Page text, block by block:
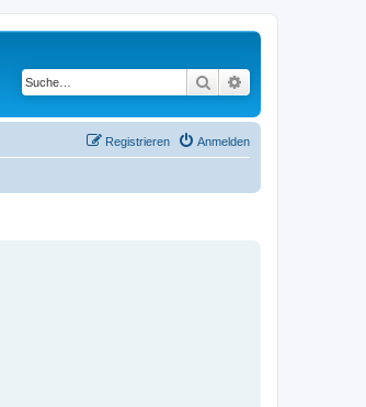
Suche
Anmelden
Registrieren